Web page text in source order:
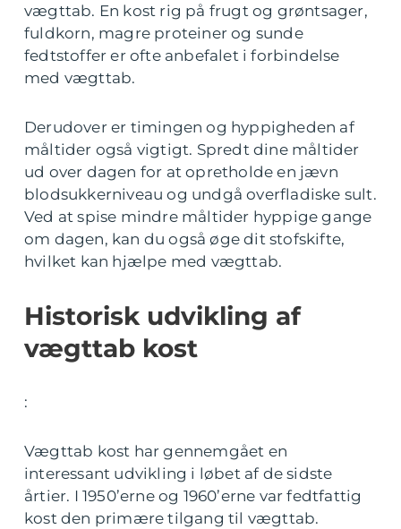
vægttab. En kost rig på frugt og grøntsager,
fuldkorn, magre proteiner og sunde
fedtstoffer er ofte anbefalet i forbindelse
med vægttab.
Derudover er timingen og hyppigheden af
måltider også vigtigt. Spredt dine måltider
ud over dagen for at opretholde en jævn
blodsukkerniveau og undgå overfladiske sult.
Ved at spise mindre måltider hyppige gange
om dagen, kan du også øge dit stofskifte,
hvilket kan hjælpe med vægttab.
Historisk udvikling af
vægttab kost
:
Vægttab kost har gennemgået en
interessant udvikling i løbet af de sidste
årtier. I 1950’erne og 1960’erne var fedtfattig
kost den primære tilgang til vægttab.